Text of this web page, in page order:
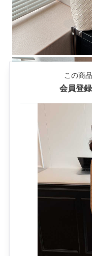
この商
会員登